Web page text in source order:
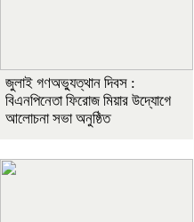
জুলাই গণঅভ্যুত্থান দিবস :
বিএনপিনেতা ফিরোজ মিয়ার উদ্যোগে
আলোচনা সভা অনুষ্ঠিত